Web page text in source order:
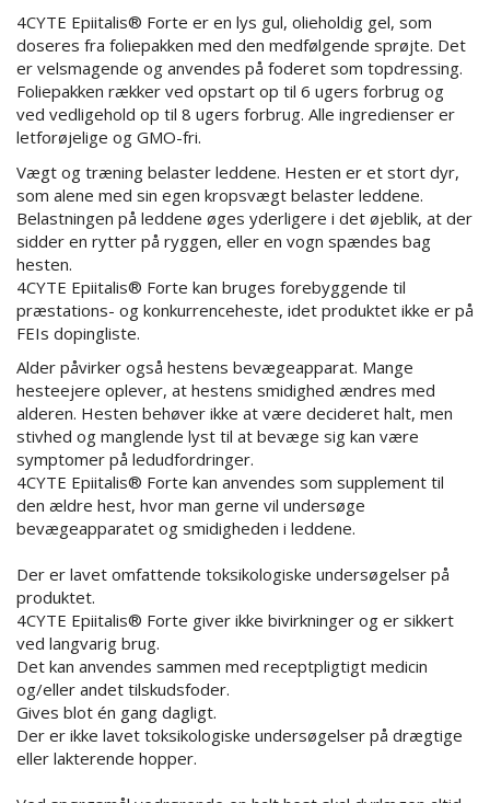
4CYTE Epiitalis® Forte er en lys gul, olieholdig gel, som
doseres fra foliepakken med den medfølgende sprøjte. Det
er velsmagende og anvendes på foderet som topdressing.
Foliepakken rækker ved opstart op til 6 ugers forbrug og
ved vedligehold op til 8 ugers forbrug. Alle ingredienser er
letforøjelige og GMO-fri.
Vægt og træning belaster leddene. Hesten er et stort dyr,
som alene med sin egen kropsvægt belaster leddene.
Belastningen på leddene øges yderligere i det øjeblik, at der
sidder en rytter på ryggen, eller en vogn spændes bag
hesten.
4CYTE Epiitalis® Forte kan bruges forebyggende til
præstations- og konkurrenceheste, idet produktet ikke er på
FEIs dopingliste.
Alder påvirker også hestens bevægeapparat. Mange
hesteejere oplever, at hestens smidighed ændres med
alderen. Hesten behøver ikke at være decideret halt, men
stivhed og manglende lyst til at bevæge sig kan være
symptomer på ledudfordringer.
4CYTE Epiitalis® Forte kan anvendes som supplement til
den ældre hest, hvor man gerne vil undersøge
bevægeapparatet og smidigheden i leddene.
Der er lavet omfattende toksikologiske undersøgelser på
produktet.
4CYTE Epiitalis® Forte giver ikke bivirkninger og er sikkert
ved langvarig brug.
Det kan anvendes sammen med receptpligtigt medicin
og/eller andet tilskudsfoder.
Gives blot én gang dagligt.
Der er ikke lavet toksikologiske undersøgelser på drægtige
eller lakterende hopper.